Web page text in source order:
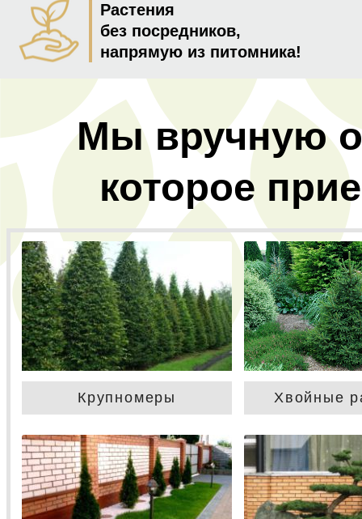
Растения
без посредников,
напрямую из питомника!
Мы вручную
которое
Крупномеры Хвойные